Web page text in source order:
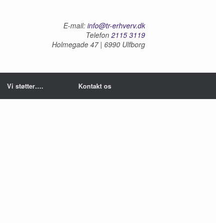
E-mail: info@tr-erhverv.dk
Telefon 2115 3119
Holmegade 47 | 6990 Ulfborg
Vi støtter…. Kontakt os